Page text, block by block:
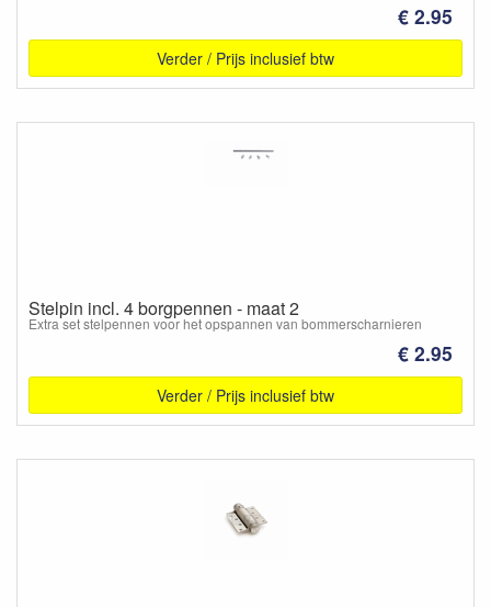
€ 2.95
Verder / Prijs inclusief btw
Stelpin incl. 4 borgpennen - maat 2
Extra set stelpennen voor het opspannen van bommerscharnieren
€ 2.95
Verder / Prijs inclusief btw